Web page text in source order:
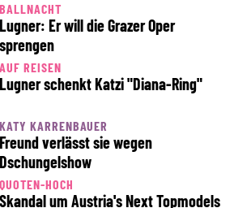
BALLNACHT
Lugner: Er will die Grazer Oper
sprengen
AUF REISEN
Lugner schenkt Katzi "Diana-Ring"
KATY KARRENBAUER
Freund verlässt sie wegen
Dschungelshow
QUOTEN-HOCH
Skandal um Austria's Next Topmodels